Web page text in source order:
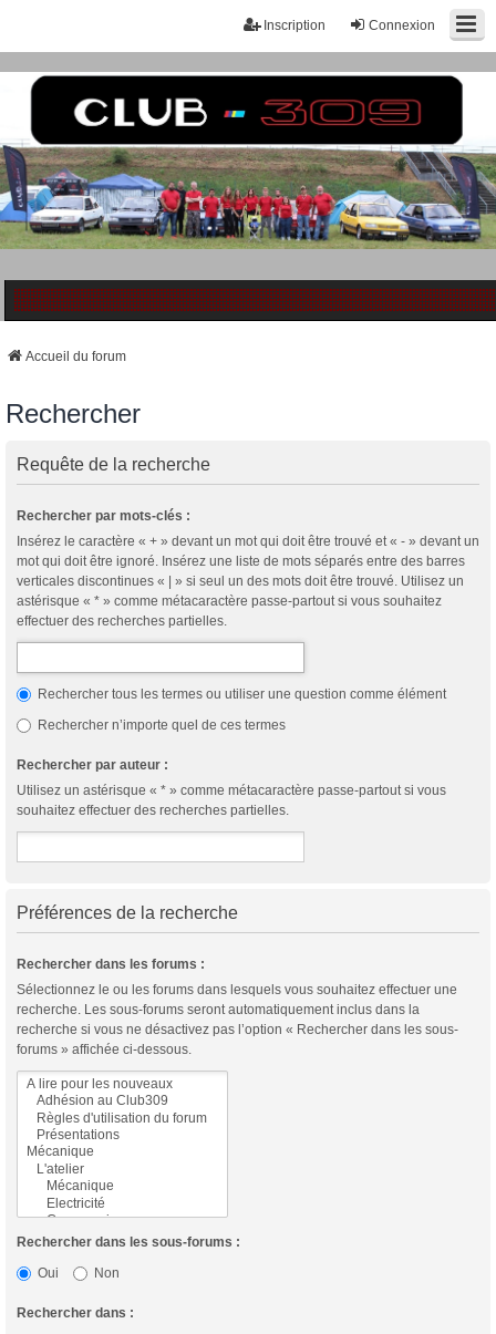
Connexion
Inscription
Accueil du forum
Rechercher
Requête de la recherche
Rechercher par mots-clés :
Insérez le caractère « + » devant un mot qui doit être trouvé et « - » devant un
mot qui doit être ignoré. Insérez une liste de mots séparés entre des barres
verticales discontinues « | » si seul un des mots doit être trouvé. Utilisez un
astérisque « * » comme métacaractère passe-partout si vous souhaitez
effectuer des recherches partielles.
Rechercher tous les termes ou utiliser une question comme élément
Rechercher n’importe quel de ces termes
Rechercher par auteur :
Utilisez un astérisque « * » comme métacaractère passe-partout si vous
souhaitez effectuer des recherches partielles.
Préférences de la recherche
Rechercher dans les forums :
Sélectionnez le ou les forums dans lesquels vous souhaitez effectuer une
recherche. Les sous-forums seront automatiquement inclus dans la
recherche si vous ne désactivez pas l’option « Rechercher dans les sous-
forums » affichée ci-dessous.
Rechercher dans les sous-forums :
Oui
Non
Rechercher dans :